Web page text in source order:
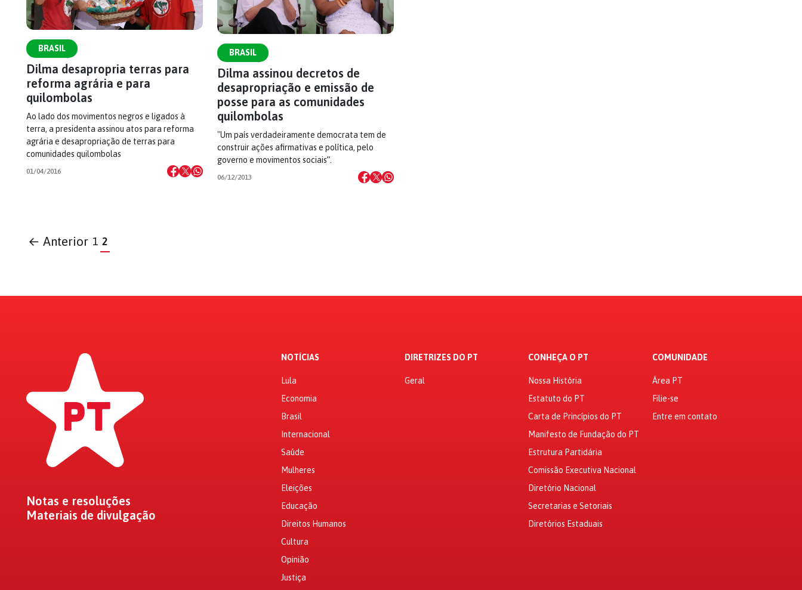
BRASIL
Dilma desapropria terras para
reforma agrária e para
quilombolas
Ao lado dos movimentos negros e ligados à
terra, a presidenta assinou atos para reforma
agrária e desapropriação de terras para
comunidades quilombolas
01/04/2016
BRASIL
Dilma assinou decretos de
desapropriação e emissão de
posse para as comunidades
quilombolas
"Um país verdadeiramente democrata tem de
construir ações afirmativas e política, pelo
governo e movimentos sociais”.
06/12/2013
← Anterior 1 2
Notas e resoluções
Materiais de divulgação
NOTÍCIAS
Lula
Economia
Brasil
Internacional
Saúde
Mulheres
Eleições
Educação
Direitos Humanos
Cultura
Opinião
Justiça
DIRETRIZES DO PT
Geral
CONHEÇA O PT
Nossa História
Estatuto do PT
Carta de Princípios do PT
Manifesto de Fundação do PT
Estrutura Partidária
Comissão Executiva Nacional
Diretório Nacional
Secretarias e Setoriais
Diretórios Estaduais
COMUNIDADE
Área PT
Filie-se
Entre em contato